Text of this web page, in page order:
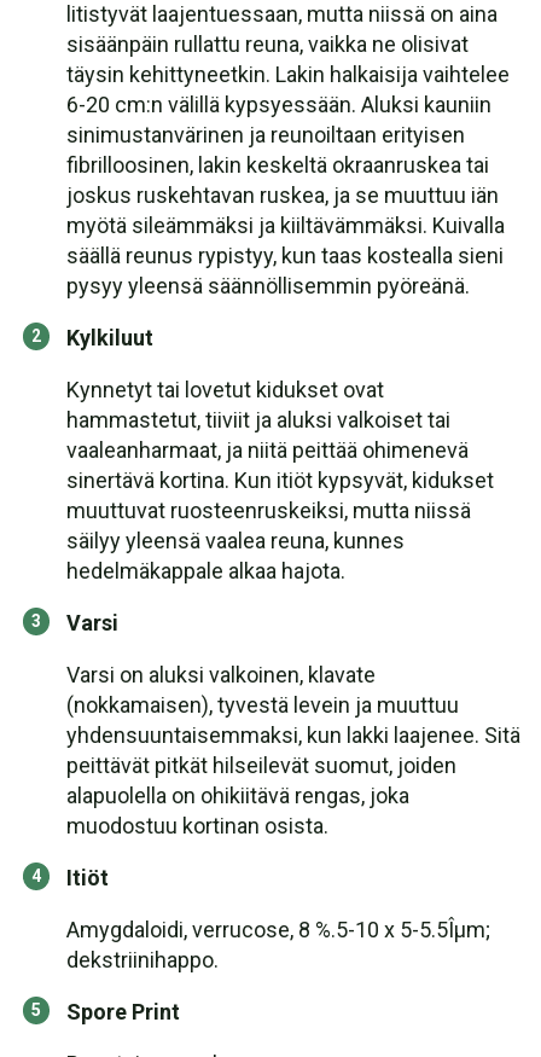
litistyvät laajentuessaan, mutta niissä on aina
sisäänpäin rullattu reuna, vaikka ne olisivat
täysin kehittyneetkin. Lakin halkaisija vaihtelee
6-20 cm:n välillä kypsyessään. Aluksi kauniin
sinimustanvärinen ja reunoiltaan erityisen
fibrilloosinen, lakin keskeltä okraanruskea tai
joskus ruskehtavan ruskea, ja se muuttuu iän
myötä sileämmäksi ja kiiltävämmäksi. Kuivalla
säällä reunus rypistyy, kun taas kostealla sieni
pysyy yleensä säännöllisemmin pyöreänä.
Kylkiluut
Kynnetyt tai lovetut kidukset ovat
hammastetut, tiiviit ja aluksi valkoiset tai
vaaleanharmaat, ja niitä peittää ohimenevä
sinertävä kortina. Kun itiöt kypsyvät, kidukset
muuttuvat ruosteenruskeiksi, mutta niissä
säilyy yleensä vaalea reuna, kunnes
hedelmäkappale alkaa hajota.
Varsi
Varsi on aluksi valkoinen, klavate
(nokkamaisen), tyvestä levein ja muuttuu
yhdensuuntaisemmaksi, kun lakki laajenee. Sitä
peittävät pitkät hilseilevät suomut, joiden
alapuolella on ohikiitävä rengas, joka
muodostuu kortinan osista.
Itiöt
Amygdaloidi, verrucose, 8 %.5-10 x 5-5.5Îµm;
dekstriinihappo.
Spore Print